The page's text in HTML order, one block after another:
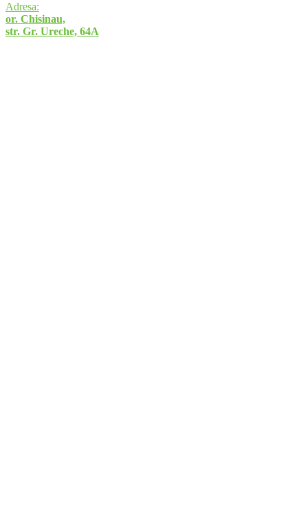
Adresa:
or. Chisinau,
str. Gr. Ureche, 64A